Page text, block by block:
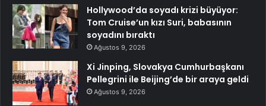
Hollywood’da soyadı krizi büyüyor:
Tom Cruise’un kızı Suri, babasının
soyadını bıraktı
Ağustos 9, 2026
Xi Jinping, Slovakya Cumhurbaşkanı
Pellegrini ile Beijing’de bir araya geldi
Ağustos 9, 2026